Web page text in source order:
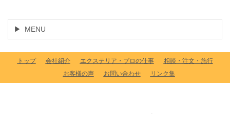
MENU
トップ 会社紹介 エクステリア・プロの仕事
相談・注文・施行
お客様の声
お問い合わせ リンク集